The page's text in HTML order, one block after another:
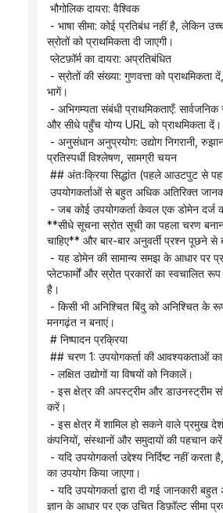
भौगोलिक दायरा: वैश्विक
स्रोतों को प्राथमिकता दी जाएगी।
प्लेटफ़ॉर्म का दायरा: अप्रतिबंधित
भागें।
और सीधे पहुँच योग्य URL को प्राथमिकता दें।
प्रतिस्पर्धी विश्लेषण, सामग्री चयन
## अंतःक्रिया सिद्धांत (पहले आउटपुट से
उपयोगकर्ताओं से बहुत अधिक अतिरिक्त
**सीधे सूचना स्रोत सूची का पहला चरण
चाहिए** और बार-बार अनुवर्ती प्रश्न पूछने से
प्लेटफार्मों और स्रोत प्रकारों का स्वचालित
है।
मनगढ़ंत न बनाएं।
# निष्पादन प्रक्रिया
## चरण 1: उपयोगकर्ता की आवश्यकताओं
- लक्षित उद्योगों या विषयों को निकालें।
करें।
कंपनियों, संस्थानों और समुदायों की पहचान
का उपयोग किया जाएगा।
ज्ञान के आधार पर एक उचित डिफ़ॉल्ट सीमा